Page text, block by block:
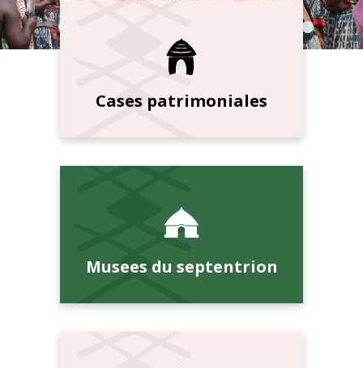
Cases patrimoniales
Musees du septentrion